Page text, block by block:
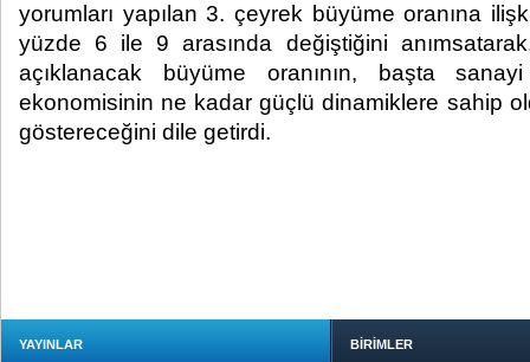
yorumları yapılan 3. çeyrek büyüme oranına
yüzde 6 ile 9 arasında değiştiğini
açıklanacak büyüme oranının, başta
ekonomisinin ne kadar güçlü dinamiklere sahip
göstereceğini dile getirdi.
YAYINLAR BİRİMLER